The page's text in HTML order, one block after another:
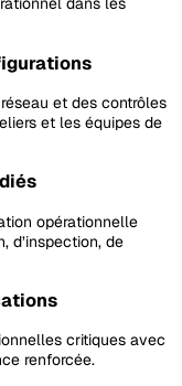
et des contrôles
et les équipes de
opérationnelle
d’inspection, de
critiques avec
renforcée.